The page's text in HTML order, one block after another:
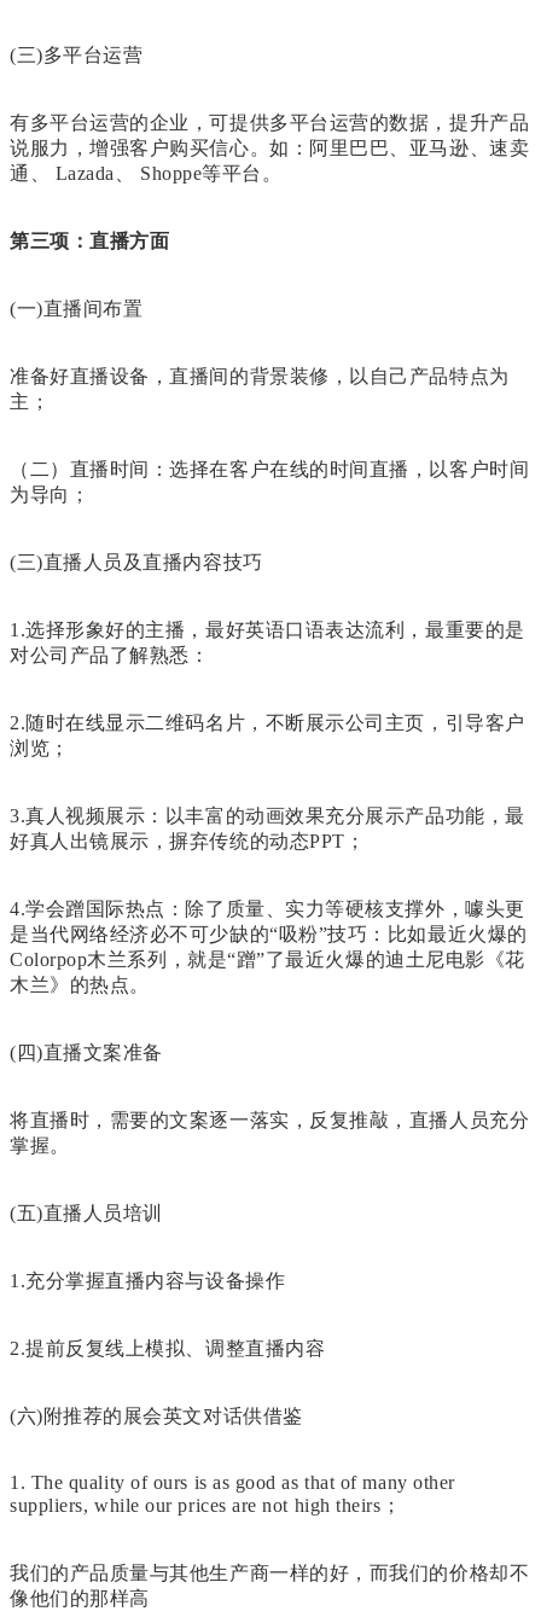
(三)多平台运营
有多平台运营的企业，可提供多平台运营的数据，提升产品
说服力，增强客户购买信心。如：阿里巴巴、亚马逊、速卖
通、 Lazada、 Shoppe等平台。
第三项：直播方面
(一)直播间布置
准备好直播设备，直播间的背景装修，以自己产品特点为
主；
（二）直播时间：选择在客户在线的时间直播，以客户时间
为导向；
(三)直播人员及直播内容技巧
1.选择形象好的主播，最好英语口语表达流利，最重要的是
对公司产品了解熟悉：
2.随时在线显示二维码名片，不断展示公司主页，引导客户
浏览；
3.真人视频展示：以丰富的动画效果充分展示产品功能，最
好真人出镜展示，摒弃传统的动态PPT；
4.学会蹭国际热点：除了质量、实力等硬核支撑外，噱头更
是当代网络经济必不可少缺的“吸粉”技巧：比如最近火爆的
Colorpop木兰系列，就是“蹭”了最近火爆的迪土尼电影《花
木兰》的热点。
(四)直播文案准备
将直播时，需要的文案逐一落实，反复推敲，直播人员充分
掌握。
(五)直播人员培训
1.充分掌握直播内容与设备操作
2.提前反复线上模拟、调整直播内容
(六)附推荐的展会英文对话供借鉴
1. The quality of ours is as good as that of many other
suppliers, while our prices are not high theirs；
我们的产品质量与其他生产商一样的好，而我们的价格却不
像他们的那样高